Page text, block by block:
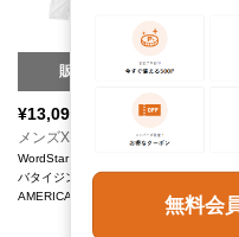
販売開始前
¥13,090
メンズXL
WordStar ワードスター アド
バタイジングTシャツ
AMERICAN STYLE
メンズ
バンT
DELTA/
無料会